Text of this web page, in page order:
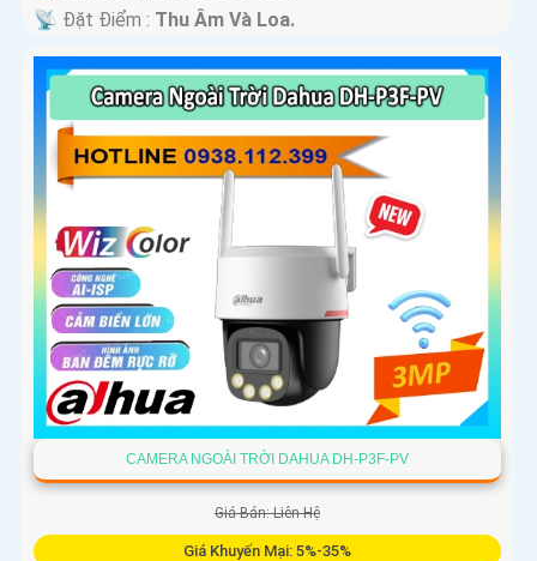
️📡 Đặt Điểm : Thu Âm Và Loa.
CAMERA NGOÀI TRỜI DAHUA DH-P3F-PV
Giá Bán: Liên Hệ
Giá Khuyến Mại: 5%-35%